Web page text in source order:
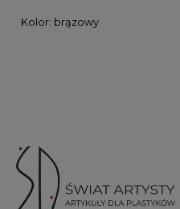
Kolor: brązowy